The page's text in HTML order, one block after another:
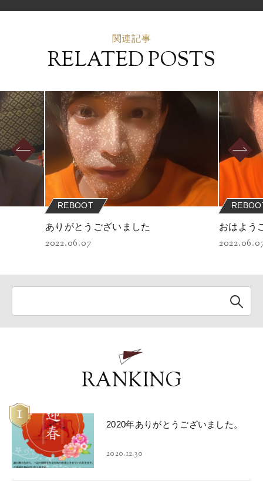
関連記事
RELATED POSTS
REBOOT
ありがとうございました
2022.06.07
おはよう
RANKING
1 2020年ありがとうございました。
2020.12.30